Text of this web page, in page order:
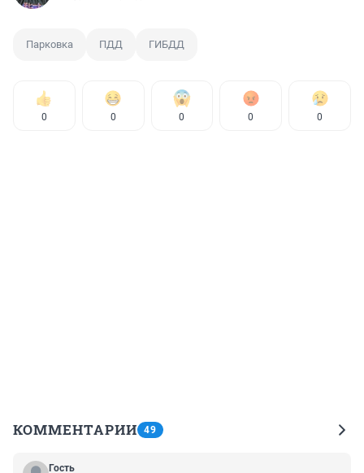
Парковка ПДД ГИБДД
0 0 0 0 0
КОММЕНТАРИИ 49
Гость